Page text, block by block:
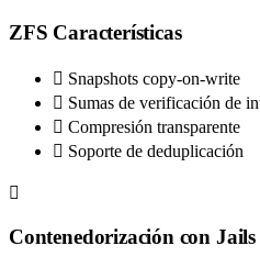
ZFS Características
Snapshots copy-on-write
Sumas de verificación de
Compresión transparente
Soporte de deduplicación
Contenedorización con Jails